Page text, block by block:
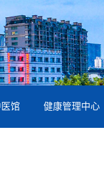
馆 健康管理中心